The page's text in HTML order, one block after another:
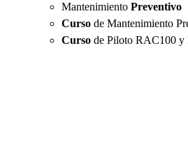
Mantenimiento Preventivo
Curso de Mantenimiento
Curso de Piloto RAC100 y